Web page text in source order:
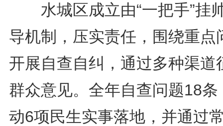
水城区成立由“一把手”挂
导机制，压实责任，围绕重点
开展自查自纠，通过多种渠道
群众意见。全年自查问题18条
动6项民生实事落地，并通过